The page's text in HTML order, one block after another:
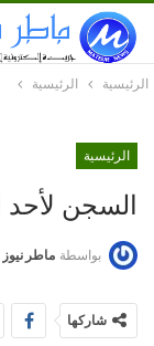
الرئيسية الرئيسية
الرئيسية
السجن لأحد
بواسطة ماطر نيوز
شاركها